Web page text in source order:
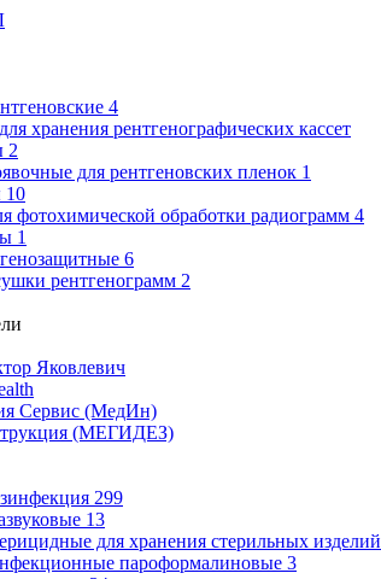
4
хранения рентгенографических кассет
2
для рентгеновских пленок 1
10
фотохимической обработки радиограмм 4
1
6
рентгенограмм 2
Яковлевич
Сервис (МедИн)
(МЕГИДЕЗ)
299
13
для хранения стерильных изделий
пароформалиновые 3